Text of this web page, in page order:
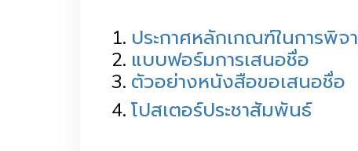
1. ประกาศหลักเกณฑ์ในการพิจ
2. แบบฟอร์มการเสนอชื่อ
3. ตัวอย่างหนังสือขอเสนอชื่อ
4. โปสเตอร์ประชาสัมพันธ์